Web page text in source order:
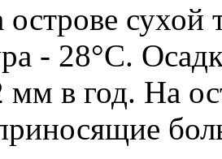
сухой
- 28°C.
мм в год. На